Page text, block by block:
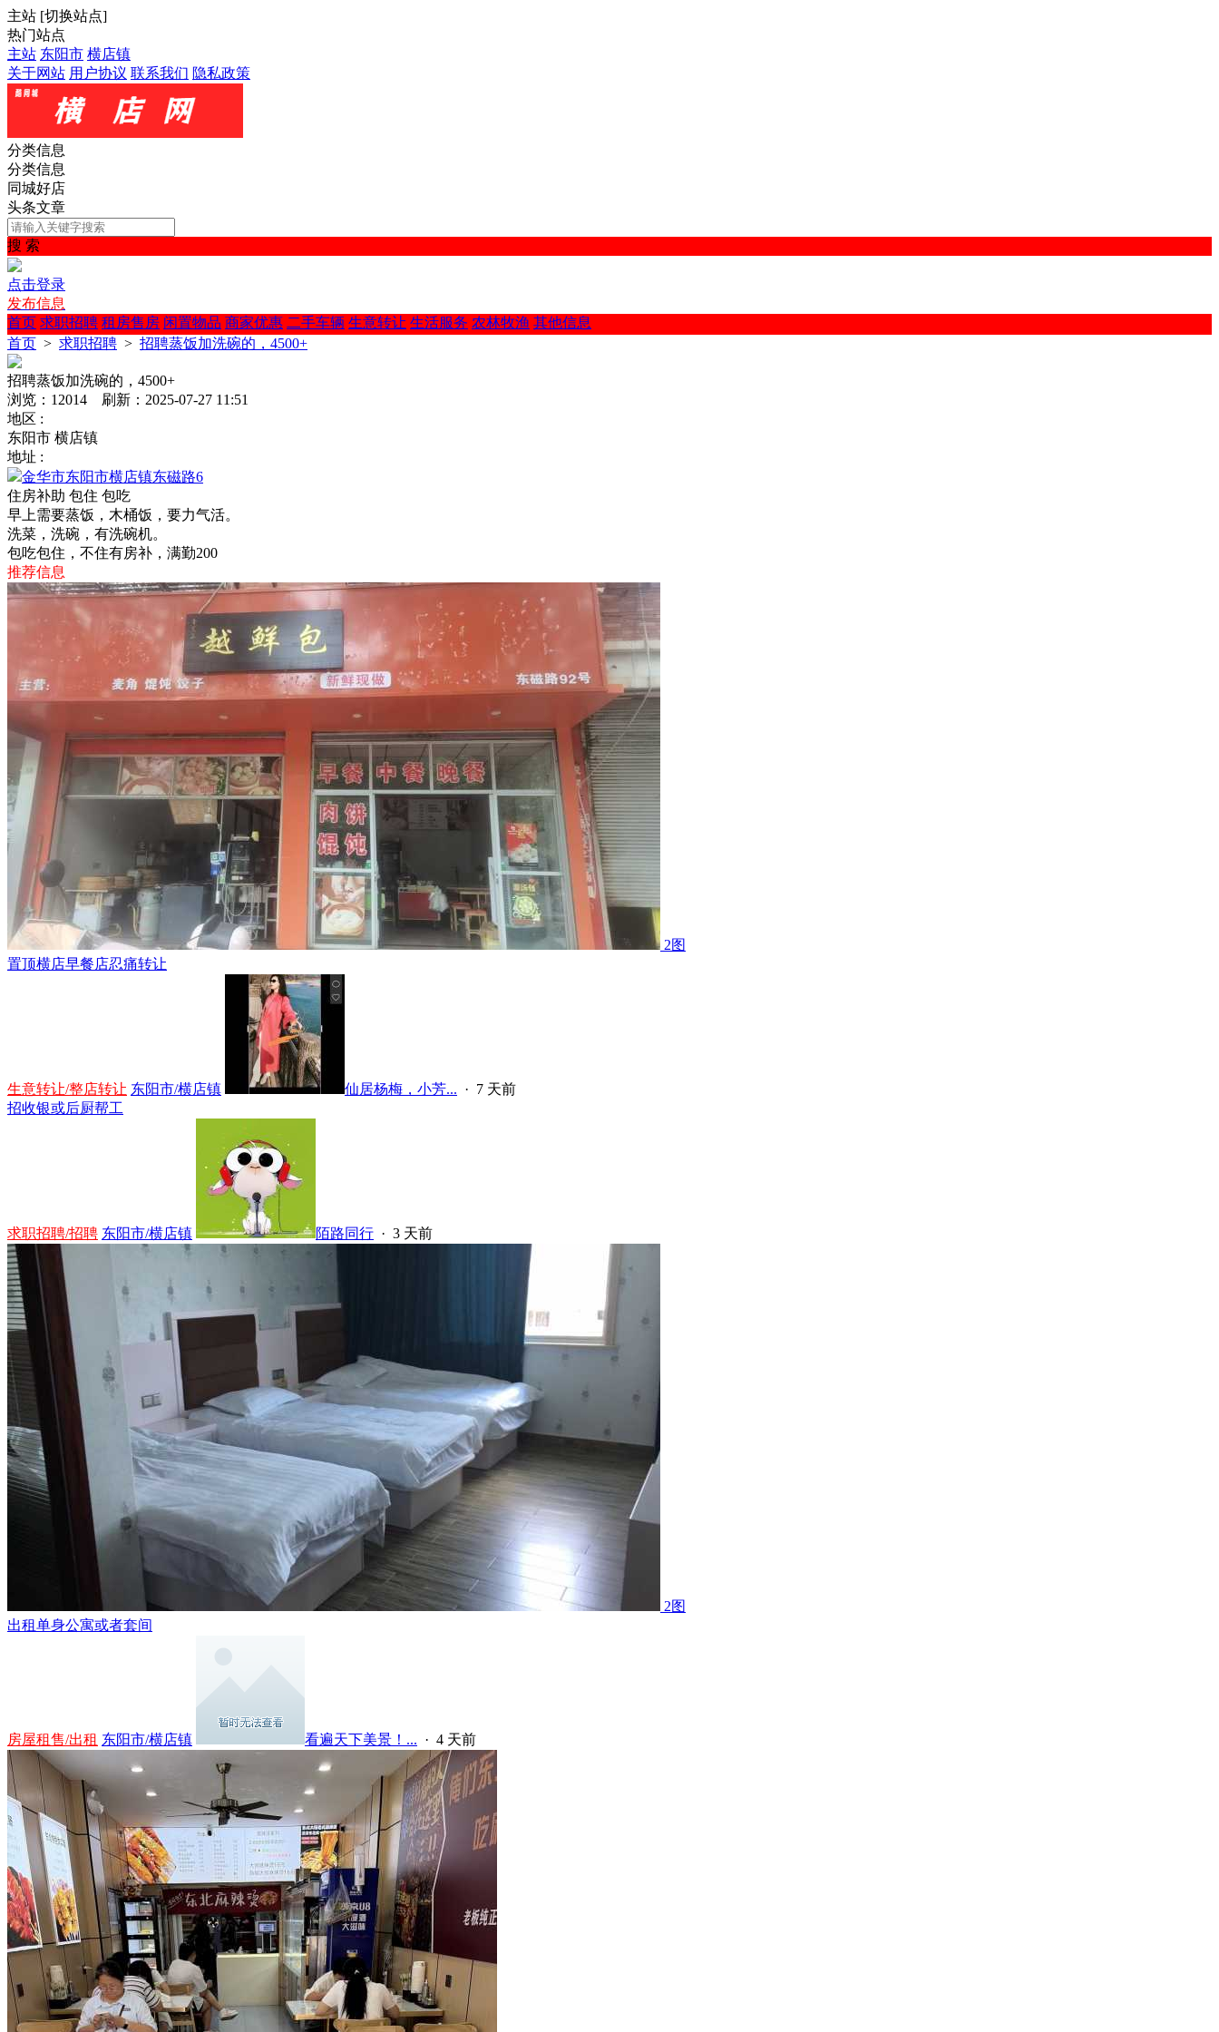
主站 [切换站点]
热门站点
主站 东阳市 横店镇
关于网站 用户协议 联系我们 隐私政策
分类信息
分类信息
同城好店
头条文章
搜 索
点击登录
发布信息
首页 求职招聘 租房售房 闲置物品 商家优惠 二手车辆 生意转让 生活服务 农林牧渔 其他信息
首页 > 求职招聘 > 招聘蒸饭加洗碗的，4500+
招聘蒸饭加洗碗的，4500+
浏览：12014 刷新：2025-07-27 11:51
地区 :
东阳市 横店镇
地址 :
金华市东阳市横店镇东磁路6
住房补助 包住 包吃
早上需要蒸饭，木桶饭，要力气活。
洗菜，洗碗，有洗碗机。
包吃包住，不住有房补，满勤200
推荐信息
2图
置顶横店早餐店忍痛转让
生意转让/整店转让 东阳市/横店镇 仙居杨梅，小芳... · 7 天前
招收银或后厨帮工
求职招聘/招聘 东阳市/横店镇 陌路同行 · 3 天前
2图
出租单身公寓或者套间
房屋租售/出租 东阳市/横店镇 看遍天下美景！... · 4 天前